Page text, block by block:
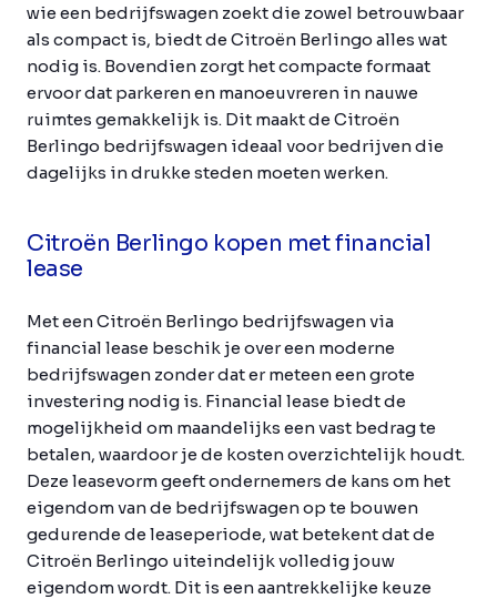
wie een bedrijfswagen zoekt die zowel betrouwbaar
als compact is, biedt de Citroën Berlingo alles wat
nodig is. Bovendien zorgt het compacte formaat
ervoor dat parkeren en manoeuvreren in nauwe
ruimtes gemakkelijk is. Dit maakt de Citroën
Berlingo bedrijfswagen ideaal voor bedrijven die
dagelijks in drukke steden moeten werken.
Citroën Berlingo kopen met financial
lease
Met een Citroën Berlingo bedrijfswagen via
financial lease beschik je over een moderne
bedrijfswagen zonder dat er meteen een grote
investering nodig is. Financial lease biedt de
mogelijkheid om maandelijks een vast bedrag te
betalen, waardoor je de kosten overzichtelijk houdt.
Deze leasevorm geeft ondernemers de kans om het
eigendom van de bedrijfswagen op te bouwen
gedurende de leaseperiode, wat betekent dat de
Citroën Berlingo uiteindelijk volledig jouw
eigendom wordt. Dit is een aantrekkelijke keuze